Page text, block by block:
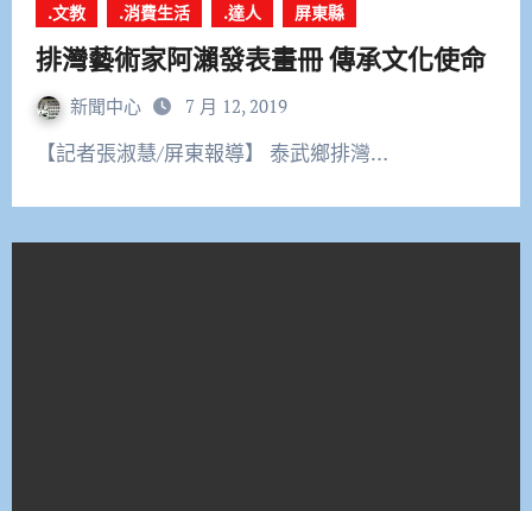
.文教 .消費生活 .達人 屏東縣
排灣藝術家阿瀨發表畫冊 傳承文化使命
新聞中心 7 月 12, 2019
【記者張淑慧/屏東報導】 泰武鄉排灣…